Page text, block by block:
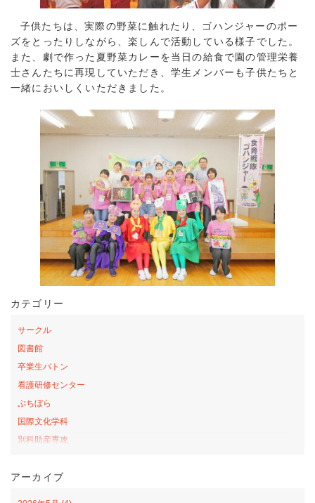
カテゴリー
サークル
図書館
卒業生バトン
看護研修センター
ぷちぼら
国際文化学科
別科助産専攻
お弁当の日プロジェクト
アーカイブ
子供たちは、実際の野菜に触れたり、ゴハンジャーのポー
ズをとったりしながら、楽しんで活動している様子でした。
また、劇で作った夏野菜カレーを当日の給食で園の管理栄養
士さんたちに再現していただき、学生メンバーも子供たちと
一緒においしくいただきました。